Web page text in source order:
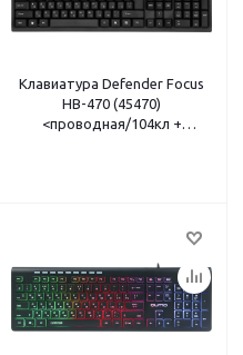
Клавиатура Defender Focus
HB-470 (45470)
<проводная/104кл +